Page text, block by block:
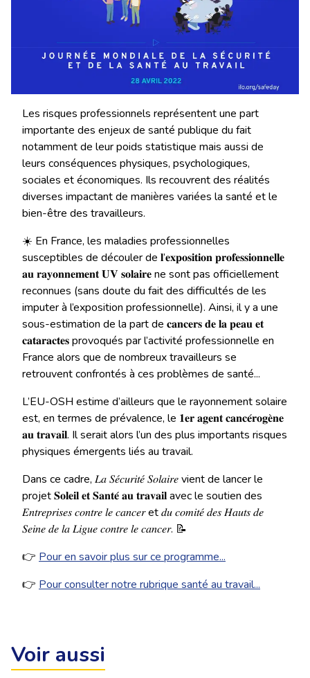
Les risques professionnels représentent une part
importante des enjeux de santé publique du fait
notamment de leur poids statistique mais aussi de
leurs conséquences physiques, psychologiques,
sociales et économiques. Ils recouvrent des réalités
diverses impactant de manières variées la santé et le
bien-être des travailleurs.
☀️ En France, les maladies professionnelles
susceptibles de découler de 𝐥’𝐞𝐱𝐩𝐨𝐬𝐢𝐭𝐢𝐨𝐧 𝐩𝐫𝐨𝐟𝐞𝐬𝐬𝐢𝐨𝐧𝐧𝐞𝐥𝐥𝐞
𝐚𝐮 𝐫𝐚𝐲𝐨𝐧𝐧𝐞𝐦𝐞𝐧𝐭 𝐔𝐕 𝐬𝐨𝐥𝐚𝐢𝐫𝐞 ne sont pas officiellement
reconnues (sans doute du fait des difficultés de les
imputer à l’exposition professionnelle). Ainsi, il y a une
sous-estimation de la part de 𝐜𝐚𝐧𝐜𝐞𝐫𝐬 𝐝𝐞 𝐥𝐚 𝐩𝐞𝐚𝐮 𝐞𝐭
𝐜𝐚𝐭𝐚𝐫𝐚𝐜𝐭𝐞𝐬 provoqués par l’activité professionnelle en
France alors que de nombreux travailleurs se
retrouvent confrontés à ces problèmes de santé...
L’EU-OSH estime d’ailleurs que le rayonnement solaire
est, en termes de prévalence, le 𝟏𝐞𝐫 𝐚𝐠𝐞𝐧𝐭 𝐜𝐚𝐧𝐜𝐞́𝐫𝐨𝐠𝐞̀𝐧𝐞
𝐚𝐮 𝐭𝐫𝐚𝐯𝐚𝐢𝐥. Il serait alors l’un des plus importants risques
physiques émergents liés au travail.
Dans ce cadre, 𝐿𝑎 𝑆𝑒́𝑐𝑢𝑟𝑖𝑡𝑒́ 𝑆𝑜𝑙𝑎𝑖𝑟𝑒 vient de lancer le
projet 𝐒𝐨𝐥𝐞𝐢𝐥 𝐞𝐭 𝐒𝐚𝐧𝐭𝐞́ 𝐚𝐮 𝐭𝐫𝐚𝐯𝐚𝐢𝐥 avec le soutien des
𝐸𝑛𝑡𝑟𝑒𝑝𝑟𝑖𝑠𝑒𝑠 𝑐𝑜𝑛𝑡𝑟𝑒 𝑙𝑒 𝑐𝑎𝑛𝑐𝑒𝑟 et 𝑑𝑢 𝑐𝑜𝑚𝑖𝑡𝑒́ 𝑑𝑒𝑠 𝐻𝑎𝑢𝑡𝑠 𝑑𝑒
𝑆𝑒𝑖𝑛𝑒 𝑑𝑒 𝑙𝑎 𝐿𝑖𝑔𝑢𝑒 𝑐𝑜𝑛𝑡𝑟𝑒 𝑙𝑒 𝑐𝑎𝑛𝑐𝑒𝑟. 📝
👉 Pour en savoir plus sur ce programme...
👉 Pour consulter notre rubrique santé au travail...
Voir aussi